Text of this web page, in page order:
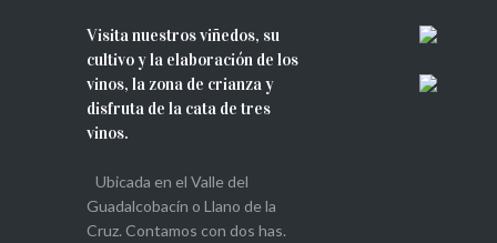
Visita nuestros viñedos, su
cultivo y la elaboración de los
vinos, la zona de crianza y
disfruta de la cata de tres
vinos.
Ubicada en el Valle del
Guadalcobacín o Llano de la
Cruz. Contamos con dos has.